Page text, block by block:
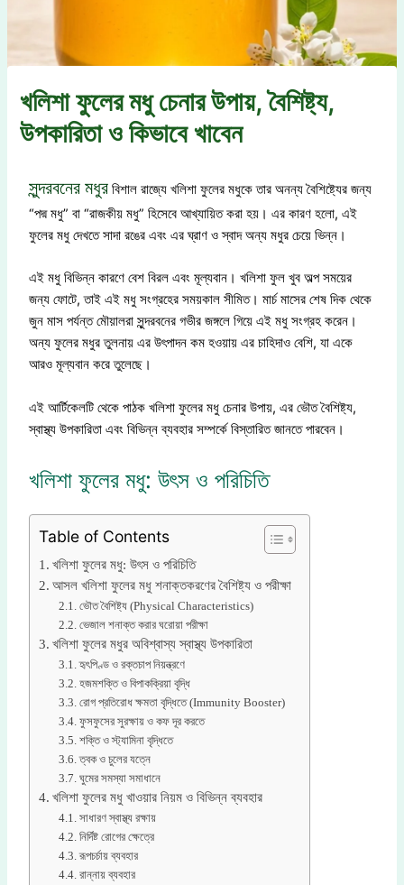
খলিশা ফুলের মধু চেনার উপায়, বৈশিষ্ট্য,
উপকারিতা ও কিভাবে খাবেন
সুন্দরবনের মধুর বিশাল রাজ্যে খলিশা ফুলের মধুকে তার অনন্য বৈশিষ্ট্যের জন্য
“পদ্ম মধু” বা “রাজকীয় মধু” হিসেবে আখ্যায়িত করা হয়। এর কারণ হলো, এই
ফুলের মধু দেখতে সাদা রঙের এবং এর ঘ্রাণ ও স্বাদ অন্য মধুর চেয়ে ভিন্ন।
এই মধু বিভিন্ন কারণে বেশ বিরল এবং মূল্যবান। খলিশা ফুল খুব অল্প সময়ের
জন্য ফোটে, তাই এই মধু সংগ্রহের সময়কাল সীমিত। মার্চ মাসের শেষ দিক থেকে
জুন মাস পর্যন্ত মৌয়ালরা সুন্দরবনের গভীর জঙ্গলে গিয়ে এই মধু সংগ্রহ করেন।
অন্য ফুলের মধুর তুলনায় এর উৎপাদন কম হওয়ায় এর চাহিদাও বেশি, যা একে
আরও মূল্যবান করে তুলেছে।
এই আর্টিকেলটি থেকে পাঠক খলিশা ফুলের মধু চেনার উপায়, এর ভৌত বৈশিষ্ট্য,
স্বাস্থ্য উপকারিতা এবং বিভিন্ন ব্যবহার সম্পর্কে বিস্তারিত জানতে পারবেন।
খলিশা ফুলের মধু: উৎস ও পরিচিতি
Table of Contents
খলিশা ফুলের মধু: উৎস ও পরিচিতি
আসল খলিশা ফুলের মধু শনাক্তকরণের বৈশিষ্ট্য ও পরীক্ষা
ভৌত বৈশিষ্ট্য (Physical Characteristics)
ভেজাল শনাক্ত করার ঘরোয়া পরীক্ষা
খলিশা ফুলের মধুর অবিশ্বাস্য স্বাস্থ্য উপকারিতা
হৃৎপিণ্ড ও রক্তচাপ নিয়ন্ত্রণে
হজমশক্তি ও বিপাকক্রিয়া বৃদ্ধি
রোগ প্রতিরোধ ক্ষমতা বৃদ্ধিতে (Immunity Booster)
ফুসফুসের সুরক্ষায় ও কফ দূর করতে
শক্তি ও স্ট্যামিনা বৃদ্ধিতে
ত্বক ও চুলের যত্নে
ঘুমের সমস্যা সমাধানে
খলিশা ফুলের মধু খাওয়ার নিয়ম ও বিভিন্ন ব্যবহার
সাধারণ স্বাস্থ্য রক্ষায়
নির্দিষ্ট রোগের ক্ষেত্রে
রূপচর্চায় ব্যবহার
রান্নায় ব্যবহার